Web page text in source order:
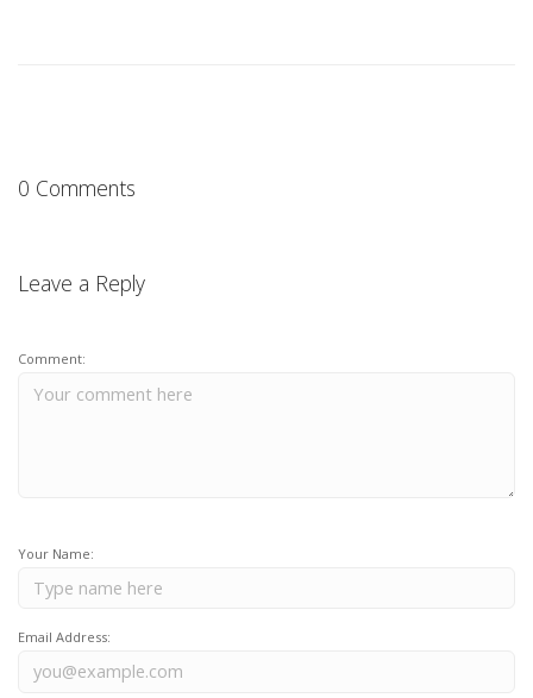
0 Comments
Leave a Reply
Comment:
Your Name:
Email Address: